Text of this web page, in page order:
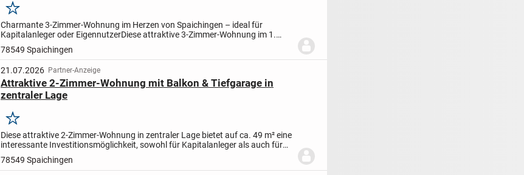
Merken
Charmante 3-Zimmer-Wohnung im Herzen von Spaichingen – ideal für
Kapitalanleger oder EigennutzerDiese attraktive 3-Zimmer-Wohnung im 1.
Obergeschoss überzeugt durch eine durchdachte Raumaufteilung,...
78549 Spaichingen
21.07.2026 Partner-Anzeige
Attraktive 2-Zimmer-Wohnung mit Balkon & Tiefgarage in
zentraler Lage
Merken
Diese attraktive 2-Zimmer-Wohnung in zentraler Lage bietet auf ca. 49 m² eine
interessante Investitionsmöglichkeit, sowohl für Kapitalanleger als auch für
Eigennutzer.Die gut geschnittene Wohnung...
78549 Spaichingen